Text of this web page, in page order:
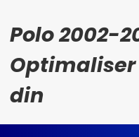
Polo 2002-
din